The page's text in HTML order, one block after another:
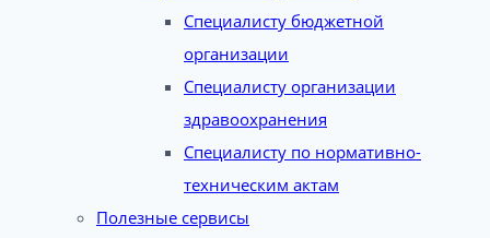
Специалисту бюджетной
организации
Специалисту организации
здравоохранения
Специалисту по нормативно-
техническим актам
Полезные сервисы